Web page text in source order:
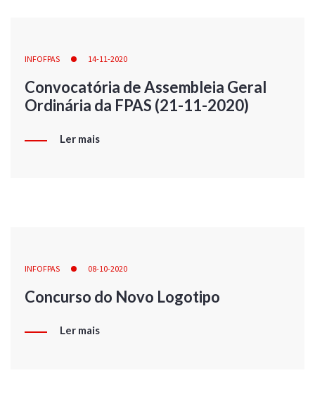
INFOFPAS 14-11-2020
Convocatória de Assembleia Geral
Ordinária da FPAS (21-11-2020)
Ler mais
INFOFPAS 08-10-2020
Concurso do Novo Logotipo
Ler mais